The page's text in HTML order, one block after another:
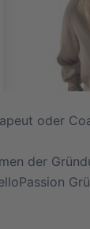
oder
der